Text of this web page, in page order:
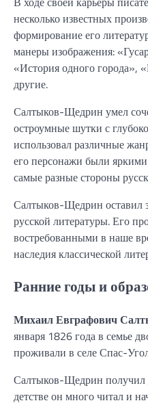
несколько известных
формирование его
манеры изображения:
«История одного города»,
другие.
Салтыков-Щедрин умел
остроумные шутки с
использовал различные
его персонажи были
самые разные стороны
Салтыков-Щедрин оставил
русской литературы. Его
востребованными в наше
наследия классической
Ранние годы и
Михаил Евграфович
января 1826 года в семье
проживали в селе Спас-
Салтыков-Щедрин получил
детстве он много читал и